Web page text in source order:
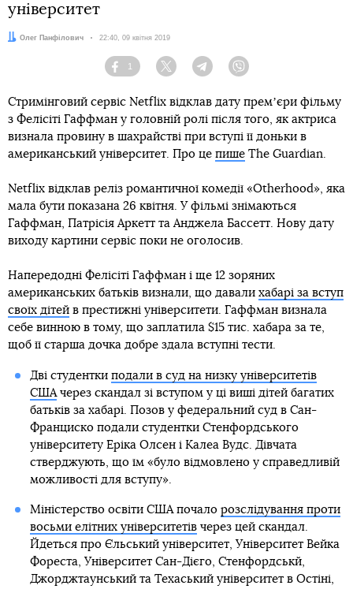
університет
Автор:
Олег Панфілович Дата:
22:40, 09 квітня 2019
Facebook
1
Twitter TelegramViber
Стримінговий сервіс Netflix відклав дату премʼєри фільму
з Фелісіті Гаффман у головній ролі після того, як актриса
визнала провину в шахрайстві при вступі її доньки в
американський університет. Про це пише The Guardian.
Netflix відклав реліз романтичної комедії «Otherhood», яка
мала бути показана 26 квітня. У фільмі знімаються
Гаффман, Патрісія Аркетт та Анджела Бассетт. Нову дату
виходу картини сервіс поки не оголосив.
Напередодні Фелісіті Гаффман і ще 12 зоряних
американських батьків визнали, що давали хабарі за вступ
своїх дітей в престижні університети. Гаффман визнала
себе винною в тому, що заплатила $15 тис. хабара за те,
щоб її старша дочка добре здала вступні тести.
Дві студентки подали в суд на низку університетів
СШАчерез скандал зі вступом у ці виші дітей багатих
батьків за хабарі. Позов у федеральний суд в Сан-
Франциско подали студентки Стенфордського
університету Еріка Олсен і Калеа Вудс. Дівчата
стверджують, що їм «було відмовлено у справедливій
можливості для вступу».
Міністерство освіти США почало розслідування проти
восьми елітних університетівчерез цей скандал.
Йдеться про Єльський університет, Університет Вейка
Фореста, Університет Сан-Дієго, Стенфордськй,
Джорджтаунський та Техаський університет в Остіні,